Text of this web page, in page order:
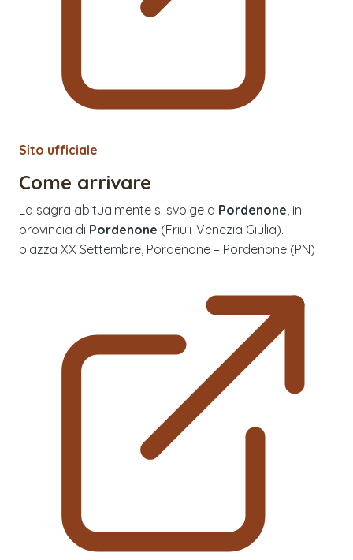
Sito ufficiale
Come arrivare
La sagra abitualmente si svolge a Pordenone , in
provincia di Pordenone (Friuli-Venezia Giulia).
piazza XX Settembre, Pordenone – Pordenone (PN)